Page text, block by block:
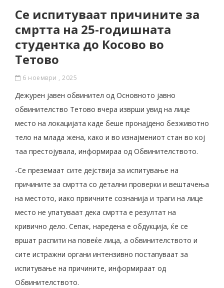
Се испитуваат причините за
смртта на 25-годишната
студентка до Косово во
Тетово
6 ноември , 2025
Дежурен јавен обвинител од Основното јавно
обвинителство Тетово вчера изврши увид на лице
место на локацијата каде беше пронајдено безживотно
тело на млада жена, како и во изнајмениот стан во кој
таа престојувала, информираа од Обвинителството.
-Се преземаат сите дејствија за испитување на
причините за смртта со детални проверки и вештачења
на местото, иако првичните сознанија и траги на лице
место не упатуваат дека смртта е резултат на
кривично дело. Сепак, наредена е обдукција, ќе се
вршат распити на повеќе лица, а обвинителството и
сите истражни органи интензивно постапуваат за
испитување на причините, информираат од
Обвинителството.